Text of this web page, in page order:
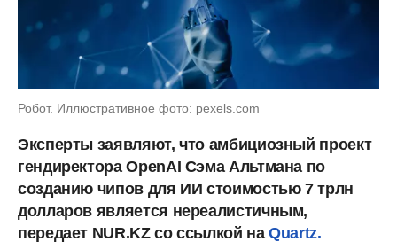
Робот. Иллюстративное фото: pexels.com
Эксперты заявляют, что амбициозный проект
гендиректора OpenAI Сэма Альтмана по
созданию чипов для ИИ стоимостью 7 трлн
долларов является нереалистичным,
передает NUR.KZ со ссылкой наQuartz.